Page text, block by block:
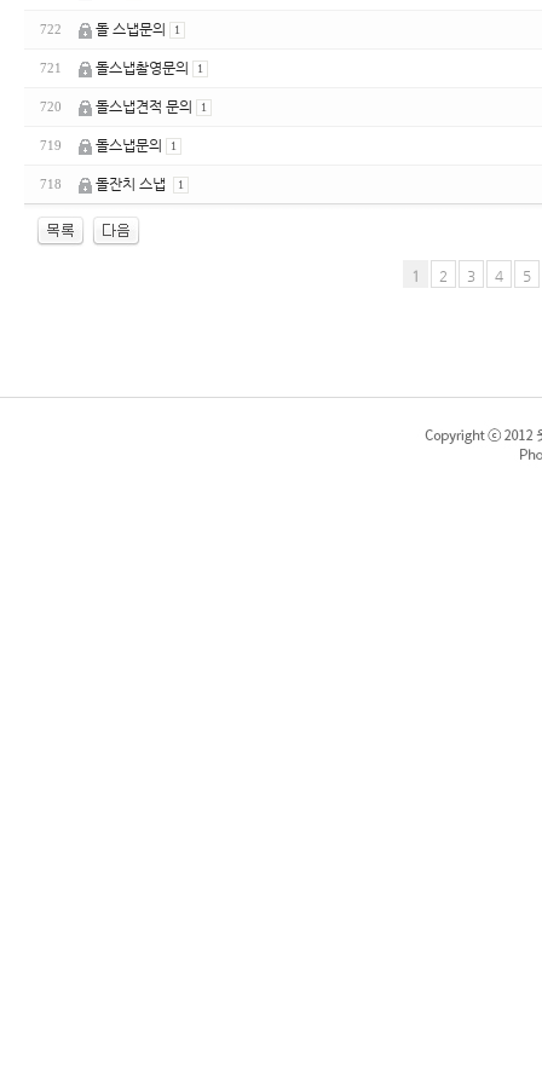
722 돌 스냅문의 1
721 돌스냅촬영문의 1
720 돌스냅견적 문의 1
719 돌스냅문의 1
718 돌잔치 스냅 1
1 2 3 4 5